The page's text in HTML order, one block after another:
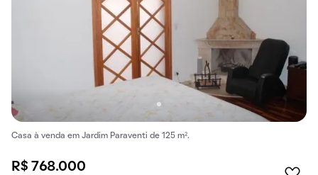
Casa à venda em Jardim Paraventi de 125 m².
R$ 768.000